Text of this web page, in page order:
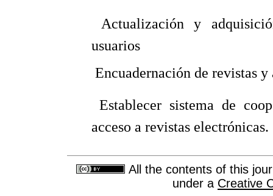
 Actualización y
usuarios
 Encuadernación de revistas
 Establecer sistema de
acceso a revistas electrónicas.
All the contents of this
under a Creative